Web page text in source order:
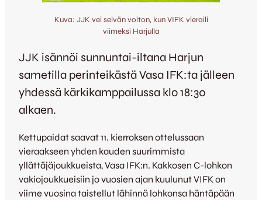
Kuva: JJK vei selvän voiton, kun VIFK vieraili
viimeksi Harjulla
JJK isännöi sunnuntai-iltana Harjun
sametilla perinteikästä Vasa IFK:ta jälleen
yhdessä kärkikamppailussa klo 18:30
alkaen.
Kettupaidat saavat 11. kierroksen ottelussaan
vieraakseen yhden kauden suurimmista
yllättäjäjoukkueista, Vasa IFK:n. Kakkosen C-lohkon
vakiojoukkueisiin jo vuosien ajan kuulunut VIFK on
viime vuosina taistellut lähinnä lohkonsa häntäpään